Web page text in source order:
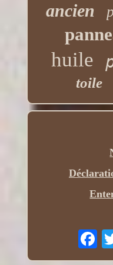
ancien
huile
toile